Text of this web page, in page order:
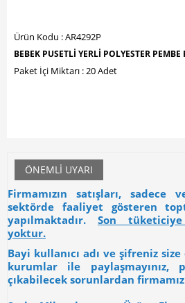
Ürün Kodu : AR4292P
BEBEK PUSETLİ YERLİ POLYESTER
Paket İçi Miktarı : 20 Adet
ÖNEMLI UYARI
Firmamızın satışları,
sektörde faaliyet gösteren
yapılmaktadır. Son tüketiciye
yoktur.
Bayi kullanıcı adı ve şifreniz
kurumlar ile paylaşmayınız,
çıkabilecek sorunlardan